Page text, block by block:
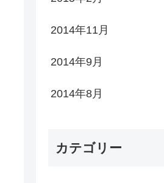
2014年11月
2014年9月
2014年8月
カテゴリー